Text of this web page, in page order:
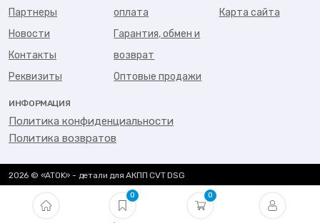
0 0
Партнеры
Новости
Контакты
Реквизиты
оплата
Гарантия, обмен и
возврат
Оптовые продажи
Карта сайта
ИНФОРМАЦИЯ
Политика конфиденциальности
Политика возвратов
2026 © «ATOK» - детали для АКПП CVT DSG